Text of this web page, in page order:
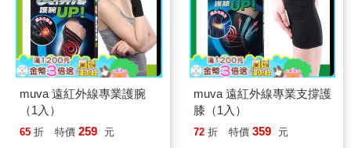
muva 遠紅外線專業護腕
（1入）
65 折 特價 259 元
muva 遠紅外線專業支撐護
膝（1入）
72 折 特價 359 元